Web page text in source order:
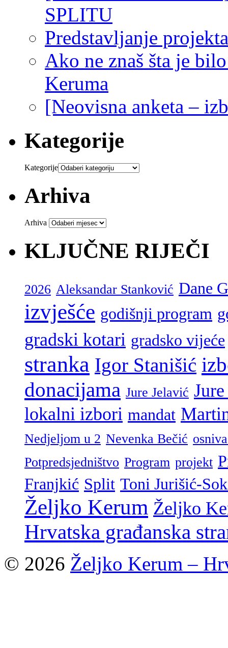
SPLITU
Predstavljanje
Ako ne znaš šta je
Keruma
[Neovisna anketa –
Kategorije
Kategorije
Arhiva
Arhiva
KLJUČNE RIJEČI
2026 Aleksandar Stanković Dane
izvješće godišnji program
gradski kotari gradsko vijeće
stranka Igor Stanišić
donacijama Jure Jelavić
lokalni izbori mandat
Nedjeljom u 2 Nevenka Bečić
Potpredsjedništvo Program projekt
Franjkić Split Toni Jurišić-
Željko Kerum Željko
Hrvatska građanska
© 2026 Željko Kerum –